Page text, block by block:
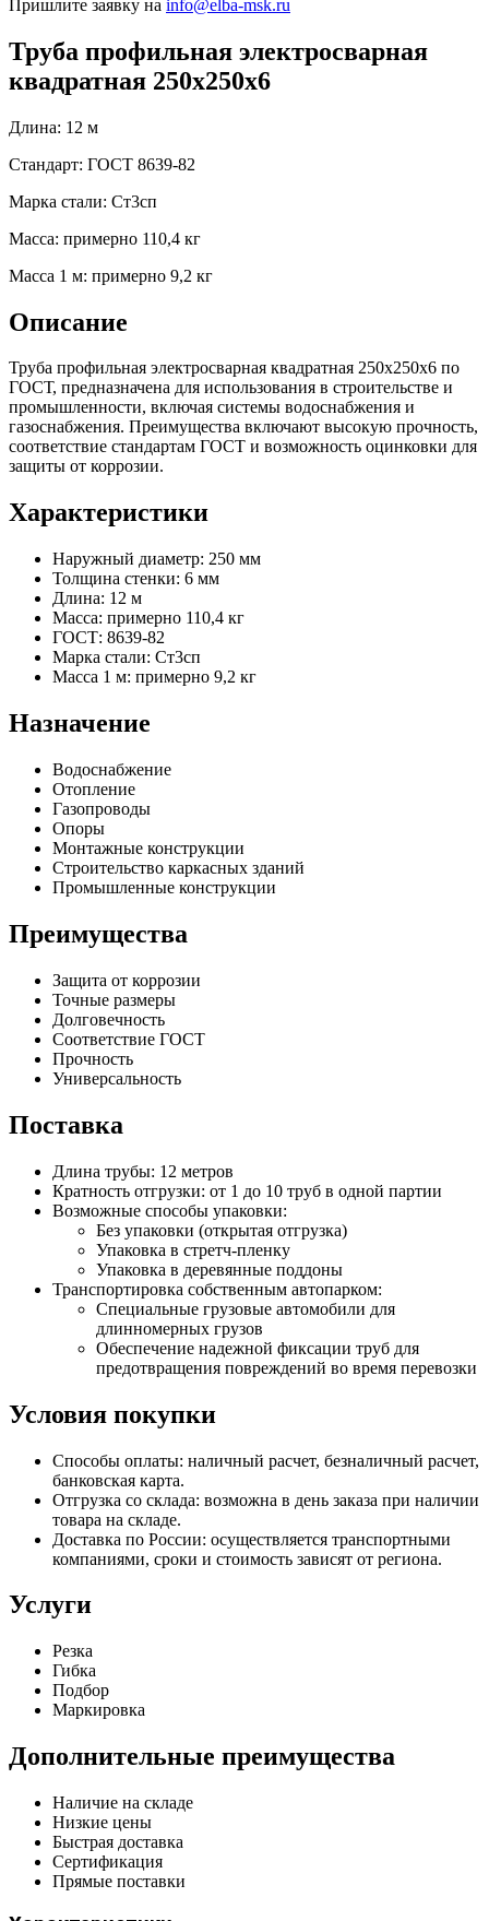
Пришлите заявку на info@elba-msk.ru
Труба профильная электросварная
квадратная 250х250х6
Длина: 12 м
Стандарт: ГОСТ 8639-82
Марка стали: Ст3сп
Масса: примерно 110,4 кг
Масса 1 м: примерно 9,2 кг
Описание
Труба профильная электросварная квадратная 250х250х6 по
ГОСТ, предназначена для использования в строительстве и
промышленности, включая системы водоснабжения и
газоснабжения. Преимущества включают высокую прочность,
соответствие стандартам ГОСТ и возможность оцинковки для
защиты от коррозии.
Характеристики
Наружный диаметр: 250 мм
Толщина стенки: 6 мм
Длина: 12 м
Масса: примерно 110,4 кг
ГОСТ: 8639-82
Марка стали: Ст3сп
Масса 1 м: примерно 9,2 кг
Назначение
Водоснабжение
Отопление
Газопроводы
Опоры
Монтажные конструкции
Строительство каркасных зданий
Промышленные конструкции
Преимущества
Защита от коррозии
Точные размеры
Долговечность
Соответствие ГОСТ
Прочность
Универсальность
Поставка
Длина трубы: 12 метров
Кратность отгрузки: от 1 до 10 труб в одной партии
Возможные способы упаковки:
Без упаковки (открытая отгрузка)
Упаковка в стретч-пленку
Упаковка в деревянные поддоны
Транспортировка собственным автопарком:
Специальные грузовые автомобили для
длинномерных грузов
Обеспечение надежной фиксации труб для
предотвращения повреждений во время перевозки
Условия покупки
Способы оплаты: наличный расчет, безналичный расчет,
банковская карта.
Отгрузка со склада: возможна в день заказа при наличии
товара на складе.
Доставка по России: осуществляется транспортными
компаниями, сроки и стоимость зависят от региона.
Услуги
Резка
Гибка
Подбор
Маркировка
Дополнительные преимущества
Наличие на складе
Низкие цены
Быстрая доставка
Сертификация
Прямые поставки